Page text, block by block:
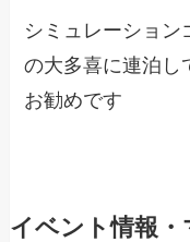
シミュレーショ
の大多喜に連泊し
お勧めです
イベント情報・